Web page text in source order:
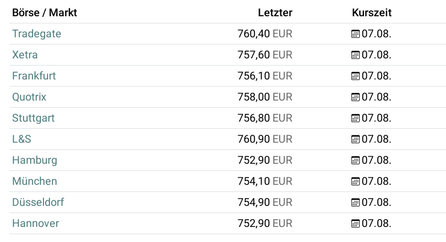
Börse / Markt Letzter Kurszeit
Tradegate
760,40 EUR 07.08.
Xetra
757,60 EUR 07.08.
Frankfurt
756,10 EUR 07.08.
Quotrix
758,00 EUR 07.08.
Stuttgart
756,80 EUR 07.08.
L&S
760,90 EUR 07.08.
Hamburg
752,90 EUR 07.08.
München
754,10 EUR 07.08.
Düsseldorf
754,90 EUR
07.08.
Hannover
752,90 EUR 07.08.